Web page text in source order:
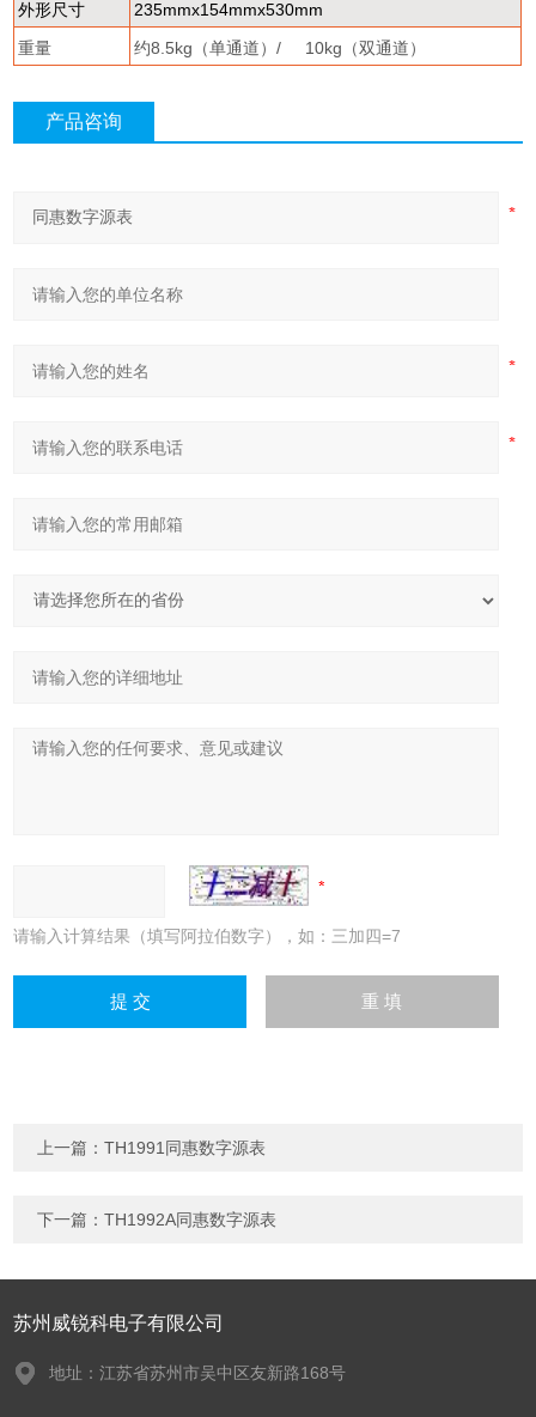
外形尺寸
235mmx154mmx530mm
重量
约8.5kg （单通道）/ 10kg （双通道）
产品咨询
请输入计算结果（填写阿拉伯数字），如：三加四=7
上一篇：TH1991同惠数字源表
下一篇：TH1992A同惠数字源表
苏州威锐科电子有限公司
地址：江苏省苏州市吴中区友新路168号